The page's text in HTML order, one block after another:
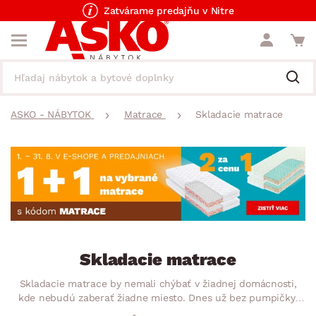
Zatvárame predajňu v Nitre
ASKO - NÁBYTOK Matrace Skladacie matrace
Skladacie matrace
Skladacie matrace by nemali chýbať v žiadnej domácnosti,
kde nebudú zaberať žiadne miesto. Dnes už bez pumpičky!